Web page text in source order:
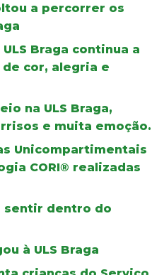
a percorrer os
Braga continua a
cor, alegria e
na ULS Braga,
e muita emoção.
Unicompartimentais
CORI® realizadas
sentir dentro do
à ULS Braga